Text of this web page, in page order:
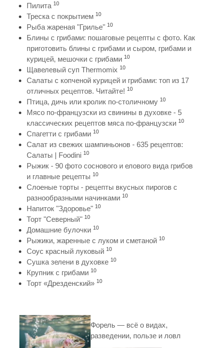
Пилита 10
Треска с покрытием 10
Рыба жареная "Грилье" 10
Блины с грибами: пошаговые рецепты с фото. Как
приготовить блины с грибами и сыром, грибами и
курицей, мешочки с грибами 10
Щавелевый суп Thermomix 10
Салаты с копченой курицей и грибами: топ из 17
отличных рецептов. Читайте! 10
Птица, дичь или кролик по-столичному 10
Мясо по-французски из свинины в духовке - 5
классических рецептов мяса по-французски 10
Спагетти с грибами 10
Салат из свежих шампиньонов - 635 рецептов:
Салаты | Foodini 10
Рыжик - 90 фото соснового и елового вида грибов
и главные рецепты 10
Слоеные торты - рецепты вкусных пирогов с
разнообразными начинками 10
Напиток "Здоровье" 10
Торт "Северный" 10
Домашние булочки 10
Рыжики, жаренные с луком и сметаной 10
Соус красный луковый 10
Сушка зелени в духовке 10
Крупник с грибами 10
Торт «Дрезденский» 10
Форель — всё о видах,
разведении, пользе и ловл